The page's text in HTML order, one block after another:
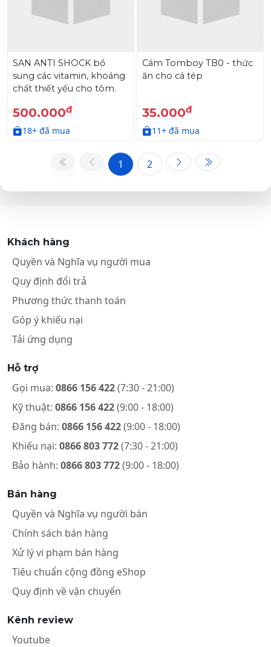
SAN ANTI SHOCK bổ
sung các vitamin, khoáng
chất thiết yếu cho tôm.
500.000đ
18+ đã mua
Cám Tomboy TB0 - thức
ăn cho cá tép
35.000đ
11+ đã mua
1 2
Khách hàng
Quyền và Nghĩa vụ người mua
Quy định đổi trả
Phương thức thanh toán
Góp ý khiếu nại
Tải ứng dụng
Hỗ trợ
Gọi mua: 0866 156 422(7:30 - 21:00)
Kỹ thuật: 0866 156 422(9:00 - 18:00)
Đăng bán: 0866 156 422(9:00 - 18:00)
Khiếu nại: 0866 803 772(7:30 - 21:00)
Bảo hành: 0866 803 772(9:00 - 18:00)
Bán hàng
Quyền và Nghĩa vụ người bán
Chính sách bán hàng
Xử lý vi phạm bán hàng
Tiêu chuẩn cộng đồng eShop
Quy định về vận chuyển
Kênh review
Youtube